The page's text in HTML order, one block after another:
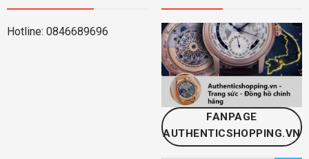
Hotline: 0846689696
FANPAGE
AUTHENTICSHOPPING.VN